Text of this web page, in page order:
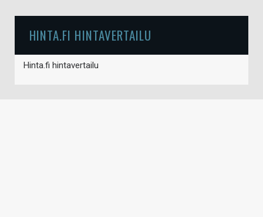
HINTA.FI HINTAVERTAILU
Hinta.fi hintavertailu